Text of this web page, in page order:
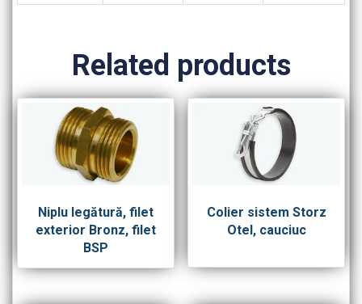
Related products
Niplu legătură, filet
exterior Bronz, filet
BSP
Colier sistem Storz
Otel, cauciuc